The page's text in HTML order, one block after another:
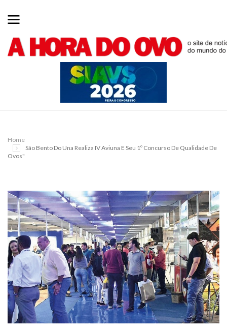
Home
São Bento Do Una Realiza IV Aviuna E Seu 1º Concurso De Qualidade De
Ovos"